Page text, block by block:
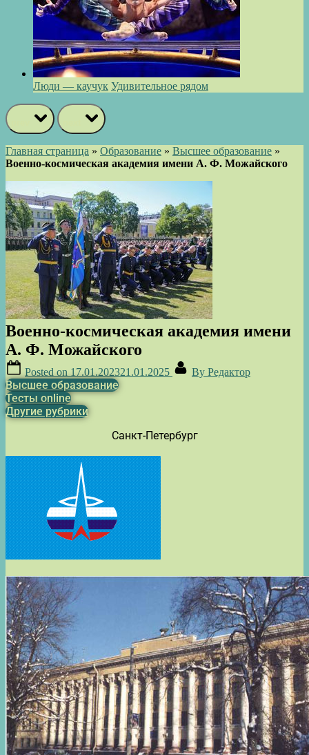
Люди — каучук Удивительное рядом
Главная страница » Образование » Высшее образование »
Военно-космическая академия имени А. Ф. Можайского
Военно-космическая академия имени
А. Ф. Можайского
Posted on 17.01.202321.01.2025 By Редактор
Высшее образование
Тесты online
Другие рубрики
Санкт-Петербург